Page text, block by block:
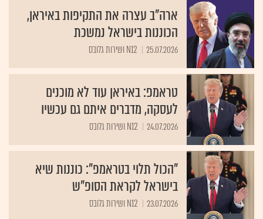
ארה"ב עצרה את התקיפות באיראן,
הכוננות בישראל נמשכת
25.07.2026 N12 ושירות גלובס
טראמפ: באיראן עוד לא מוכנים
לעסקה, מדברים איתם גם עכשיו
24.07.2026 N12 ושירות גלובס
"הכול תלוי בטראמפ": כוננות שיא
בישראל לקראת הסופ"ש
23.07.2026 N12 ושירות גלובס